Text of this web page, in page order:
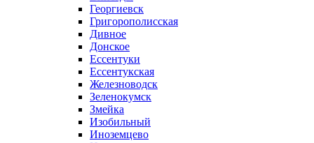
Георгиевск
Григорополисская
Дивное
Донское
Ессентуки
Ессентукская
Железноводск
Зеленокумск
Змейка
Изобильный
Иноземцево